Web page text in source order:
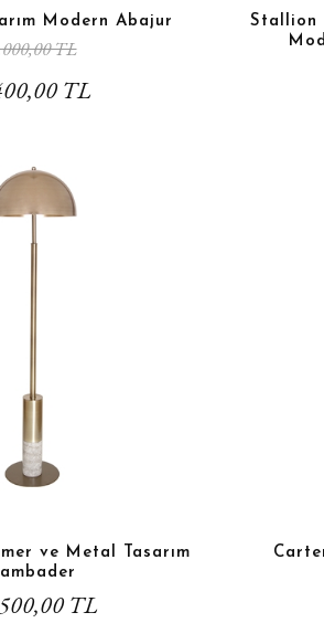
Modern Abajur
TL
TL
Stallion
ve Metal Tasarım
TL